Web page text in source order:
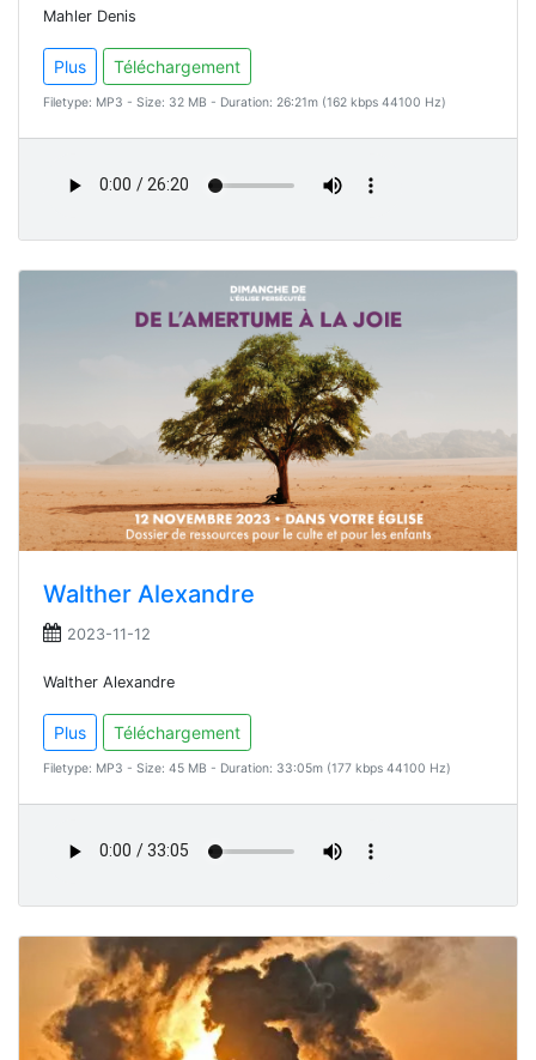
Mahler Denis
Plus Téléchargement
Filetype: MP3 - Size: 32 MB - Duration: 26:21m (162 kbps 44100 Hz)
Walther Alexandre
2023-11-12
Walther Alexandre
Plus Téléchargement
Filetype: MP3 - Size: 45 MB - Duration: 33:05m (177 kbps 44100 Hz)